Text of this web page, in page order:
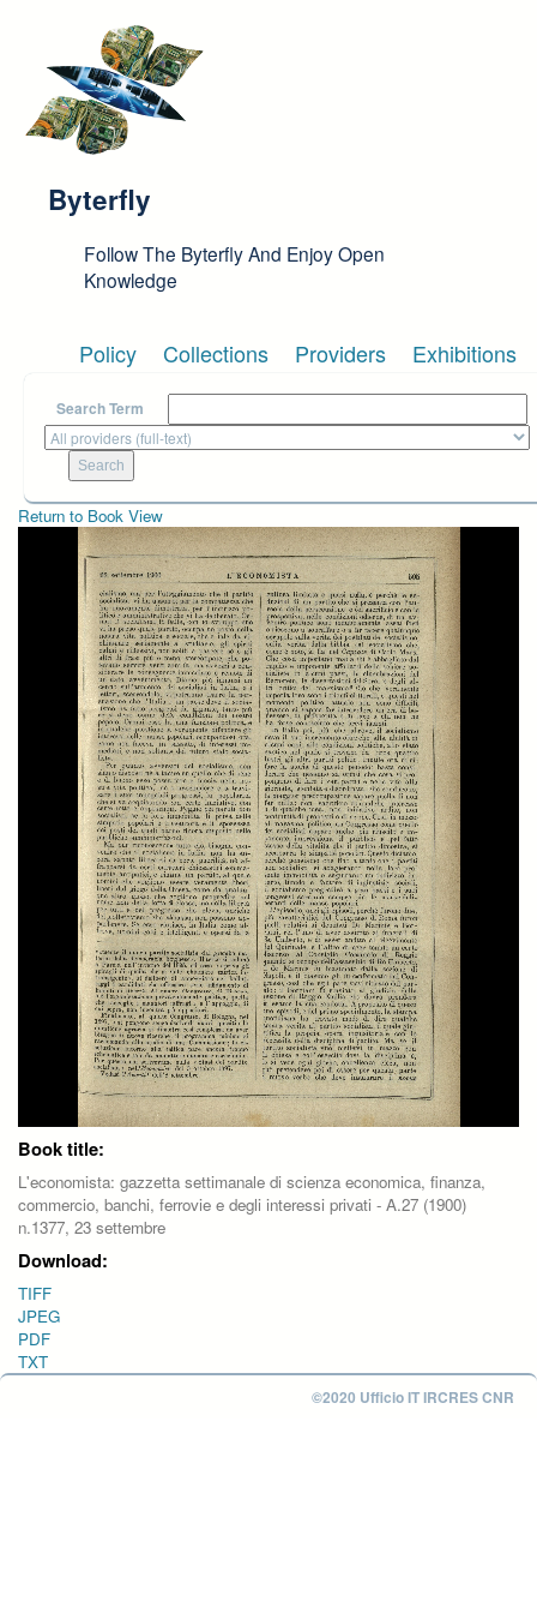
Byterfly
Follow The Byterfly And Enjoy Open
Knowledge
Policy Collections Providers Exhibitions
Search Term
Return to Book View
Book title:
L'economista: gazzetta settimanale di scienza economica, finanza,
commercio, banchi, ferrovie e degli interessi privati - A.27 (1900)
n.1377, 23 settembre
Download:
TIFF
JPEG
PDF
TXT
©2020 Ufficio IT IRCRES CNR